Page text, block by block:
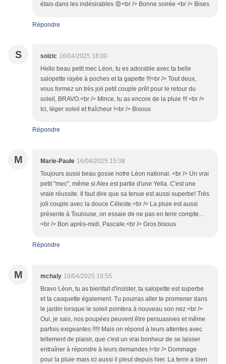
étais dans les indésirables 😡<br /> Bonne soirée <br /> Bises
Répondre
S soizic 16/04/2025 18:00
Hello beau petit mec Léon, tu es adorable avec ta belle
salopette rayée à poches et ta gapette !!!<br /> Tout deux,
vous formez un très joli petit couple prêt pour le retour du
soleil, BRAVO.<br /> Mince, tu as encore de la pluie !!! <br />
Ici, léger soleil et fraîcheur !<br /> Bisous
Répondre
M Marie-Paule 16/04/2025 15:08
Toujours aussi beau gosse notre Léon national. <br /> Un vrai
petit "mec", même si Alex est partie d'une Yella. C'est une
vraie réussite. Il faut dire que sa tenue est aussi superbe! Très
joli couple avec la douce Céleste.<br /> La pluie est aussi
présente à Toulouse, on essaie de ne pas en tenir compte...
<br /> Bon après-midi, Pascale.<br /> Gros bisous
Répondre
M mchaly 16/04/2025 10:55
Bravo Léon, tu as bienfait d'insister, ta salopette est superbe
et ta casquette également. Tu pourras aller te promener dans
le jardin lorsque le soleil pointera à nouveau son nez.<br />
Oui, je sais, nos poupées peuvent être persuasives et même
parfois exigeantes !!!!! Mais on répond à leurs attentes avec
tellement de plaisir, que c'est un vrai bonheur de se laisser
entraîner à répondre à leurs demandes !<br /> Dommage
pour la pluie mais ici aussi il pleut depuis hier. La terre a bien